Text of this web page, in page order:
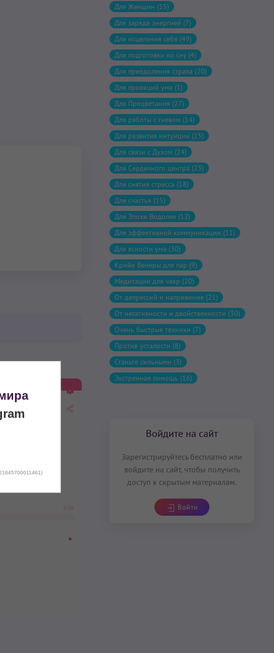
0:00
Для Женщин (15)
Для заряда энергией (7)
Для исцеления себя (49)
Для подготовки ко сну (4)
Для преодоления страха (20)
Для проекций ума (1)
Для Процветания (27)
Для работы с гневом (14)
Для развития интуиции (15)
Для связи с Духом (24)
Для Сердечного центра (23)
Для снятия стресса (18)
Для счастья (15)
Для Эпохи Водолея (12)
Для эффективной коммуникации (11)
Для ясности ума (30)
Крийи Венеры для пар (9)
Медитации для чакр (20)
От депрессий и напряжения (21)
От негативности и двойственности (30)
Очень быстрые техники (7)
Против усталости (8)
Станьте сильными (3)
Экстренная помощь (16)
Войдите на сайт
Зарегистрируйтесь бесплатно или
войдите на сайт, чтобы получить
доступ к скрытым материалам.
Войти